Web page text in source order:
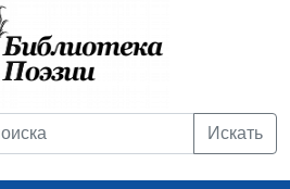
Искать